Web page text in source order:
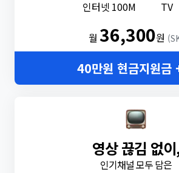
인터넷 100M TV
월36,300원
40만원 현금지원금
영상 끊김 없
인기채널 모두 담은